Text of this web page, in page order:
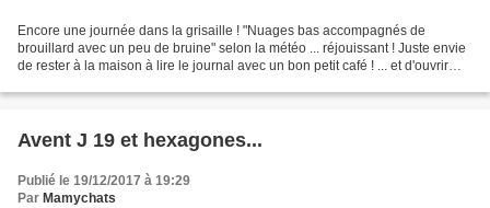
Encore une journée dans la grisaille ! "Nuages bas accompagnés de
brouillard avec un peu de bruine" selon la météo ... réjouissant ! Juste envie
de rester à la maison à lire le journal avec un bon petit café ! ... et d'ouvrir
Avent J 19 et hexagones...
Publié le 19/12/2017 à 19:29
Par Mamychats